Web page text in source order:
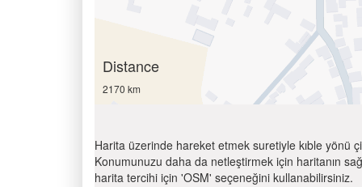
Distance
2170 km
Harita üzerinde hareket etmek suretiyle kıble yönü
Konumunuzu daha da netleştirmek için haritanın
harita tercihi için 'OSM' seçeneğini kullanabilirsiniz.